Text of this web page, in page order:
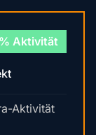
Aktivität
Aktivität